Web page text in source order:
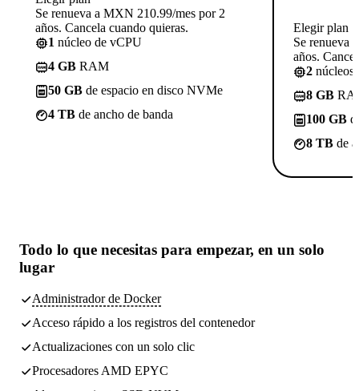
Se renueva a MXN 210.99/mes por 2
años. Cancela cuando quieras.
1 núcleo de vCPU
4 GB RAM
50 GB de espacio en disco NVMe
4 TB de ancho de banda
Elegir plan
Se renueva
años.
2 núcleos
8 GB
100 GB
8 TB de
Todo lo que necesitas para empezar, en un solo
lugar
Administrador de Docker
Acceso rápido a los registros del contenedor
Actualizaciones con un solo clic
Procesadores AMD EPYC